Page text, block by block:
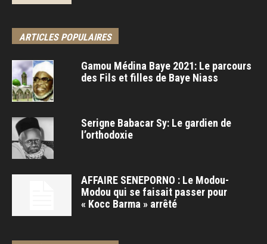
ARTICLES POPULAIRES
Gamou Médina Baye 2021: Le parcours
des Fils et filles de Baye Niass
Serigne Babacar Sy: Le gardien de
l’orthodoxie
AFFAIRE SENEPORNO : Le Modou-
Modou qui se faisait passer pour
« Kocc Barma » arrêté